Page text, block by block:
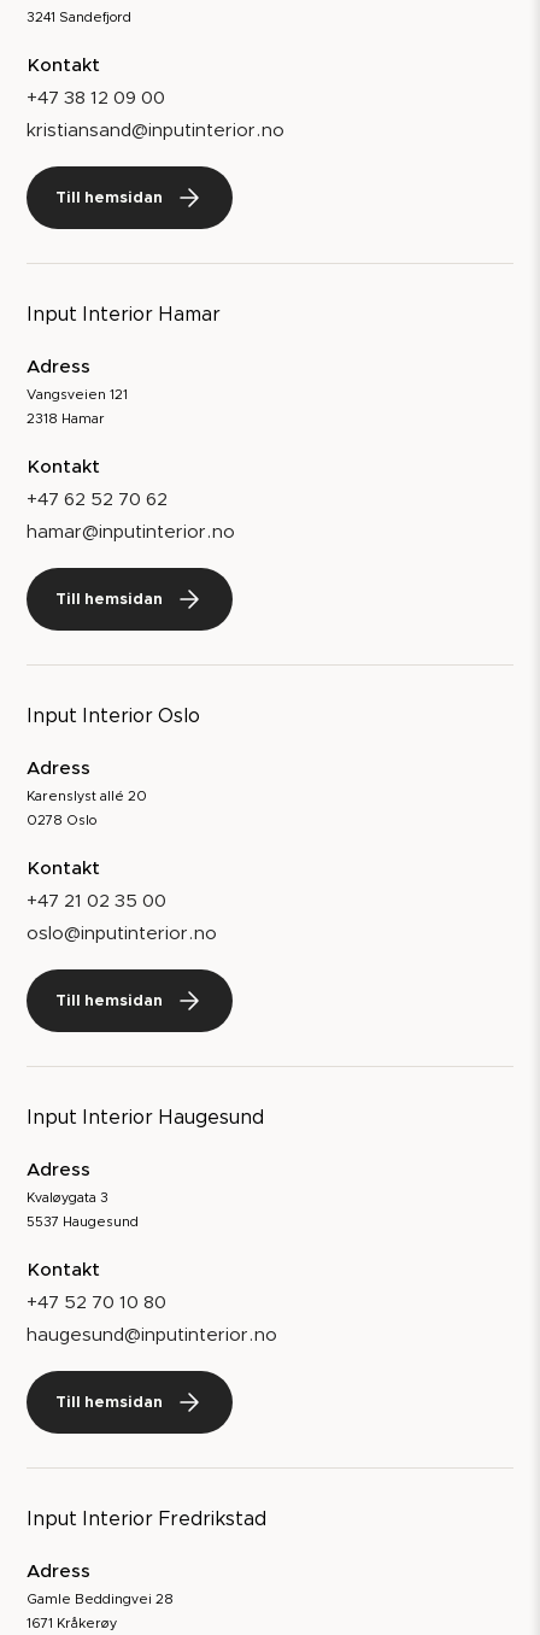
3241 Sandefjord
Kontakt
+47 38 12 09 00
kristiansand@inputinterior.no
Till hemsidan
Input Interior Hamar
Adress
Vangsveien 121
2318 Hamar
Kontakt
+47 62 52 70 62
hamar@inputinterior.no
Till hemsidan
Input Interior Oslo
Adress
Karenslyst allé 20
0278 Oslo
Kontakt
+47 21 02 35 00
oslo@inputinterior.no
Till hemsidan
Input Interior Haugesund
Adress
Kvaløygata 3
5537 Haugesund
Kontakt
+47 52 70 10 80
haugesund@inputinterior.no
Till hemsidan
Input Interior Fredrikstad
Adress
Gamle Beddingvei 28
1671 Kråkerøy